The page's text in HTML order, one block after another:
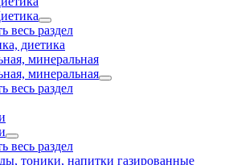
весь раздел
диетика
минеральная
минеральная
весь раздел
весь раздел
тоники, напитки газированные